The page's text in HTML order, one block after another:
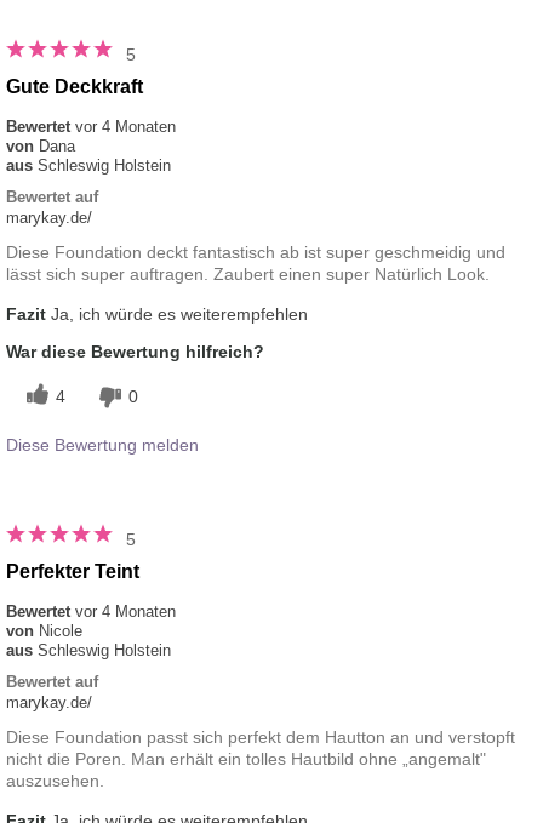
5
Gute Deckkraft
Bewertet vor 4 Monaten
von Dana
aus Schleswig Holstein
Bewertet auf
marykay.de/
Diese Foundation deckt fantastisch ab ist super geschmeidig und
lässt sich super auftragen. Zaubert einen super Natürlich Look.
Fazit Ja, ich würde es weiterempfehlen
War diese Bewertung hilfreich?
4 0
Diese Bewertung melden
5
Perfekter Teint
Bewertet vor 4 Monaten
von Nicole
aus Schleswig Holstein
Bewertet auf
marykay.de/
Diese Foundation passt sich perfekt dem Hautton an und verstopft
nicht die Poren. Man erhält ein tolles Hautbild ohne „angemalt"
auszusehen.